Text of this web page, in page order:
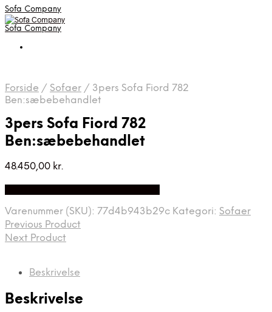
Sofa Company
Sofa Company
Forside / Sofaer / 3pers Sofa Fiord 782
Ben:sæbebehandlet
3pers Sofa Fiord 782
Ben:sæbebehandlet
48.450,00 kr.
Varenummer (SKU): 77d4b943b29c Kategori: Sofaer
Previous Product
Next Product
Beskrivelse
Beskrivelse